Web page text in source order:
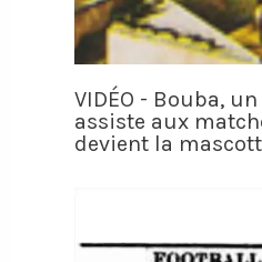
VIDÉO - Bouba,
assiste aux
devient la